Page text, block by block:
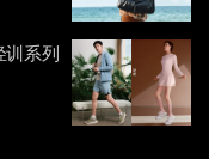
训系列